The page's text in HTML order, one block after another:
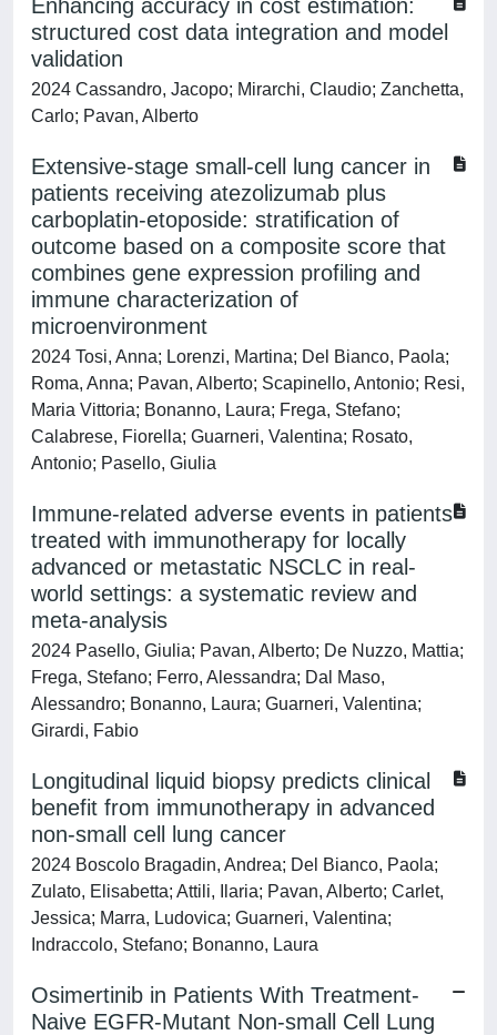
Enhancing accuracy in cost estimation:
structured cost data integration and model
validation
2024 Cassandro, Jacopo; Mirarchi, Claudio; Zanchetta,
Carlo; Pavan, Alberto
Extensive-stage small-cell lung cancer in
patients receiving atezolizumab plus
carboplatin-etoposide: stratification of
outcome based on a composite score that
combines gene expression profiling and
immune characterization of
microenvironment
2024 Tosi, Anna; Lorenzi, Martina; Del Bianco, Paola;
Roma, Anna; Pavan, Alberto; Scapinello, Antonio; Resi,
Maria Vittoria; Bonanno, Laura; Frega, Stefano;
Calabrese, Fiorella; Guarneri, Valentina; Rosato,
Antonio; Pasello, Giulia
Immune-related adverse events in patients
treated with immunotherapy for locally
advanced or metastatic NSCLC in real-
world settings: a systematic review and
meta-analysis
2024 Pasello, Giulia; Pavan, Alberto; De Nuzzo, Mattia;
Frega, Stefano; Ferro, Alessandra; Dal Maso,
Alessandro; Bonanno, Laura; Guarneri, Valentina;
Girardi, Fabio
Longitudinal liquid biopsy predicts clinical
benefit from immunotherapy in advanced
non-small cell lung cancer
2024 Boscolo Bragadin, Andrea; Del Bianco, Paola;
Zulato, Elisabetta; Attili, Ilaria; Pavan, Alberto; Carlet,
Jessica; Marra, Ludovica; Guarneri, Valentina;
Indraccolo, Stefano; Bonanno, Laura
Osimertinib in Patients With Treatment-
Naive EGFR-Mutant Non-small Cell Lung